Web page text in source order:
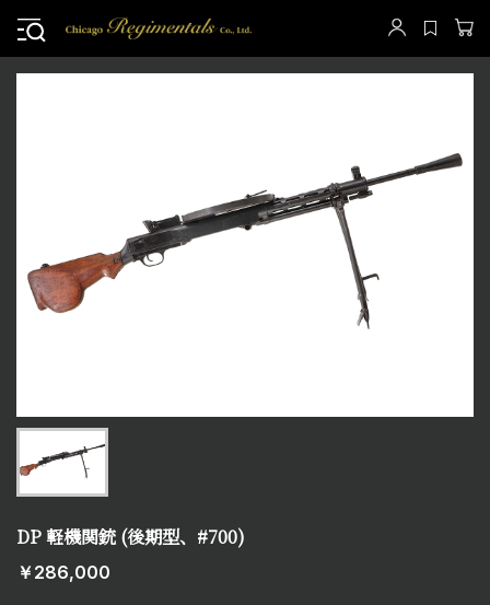
DP 軽機関銃 (後期型、#700)
￥286,000